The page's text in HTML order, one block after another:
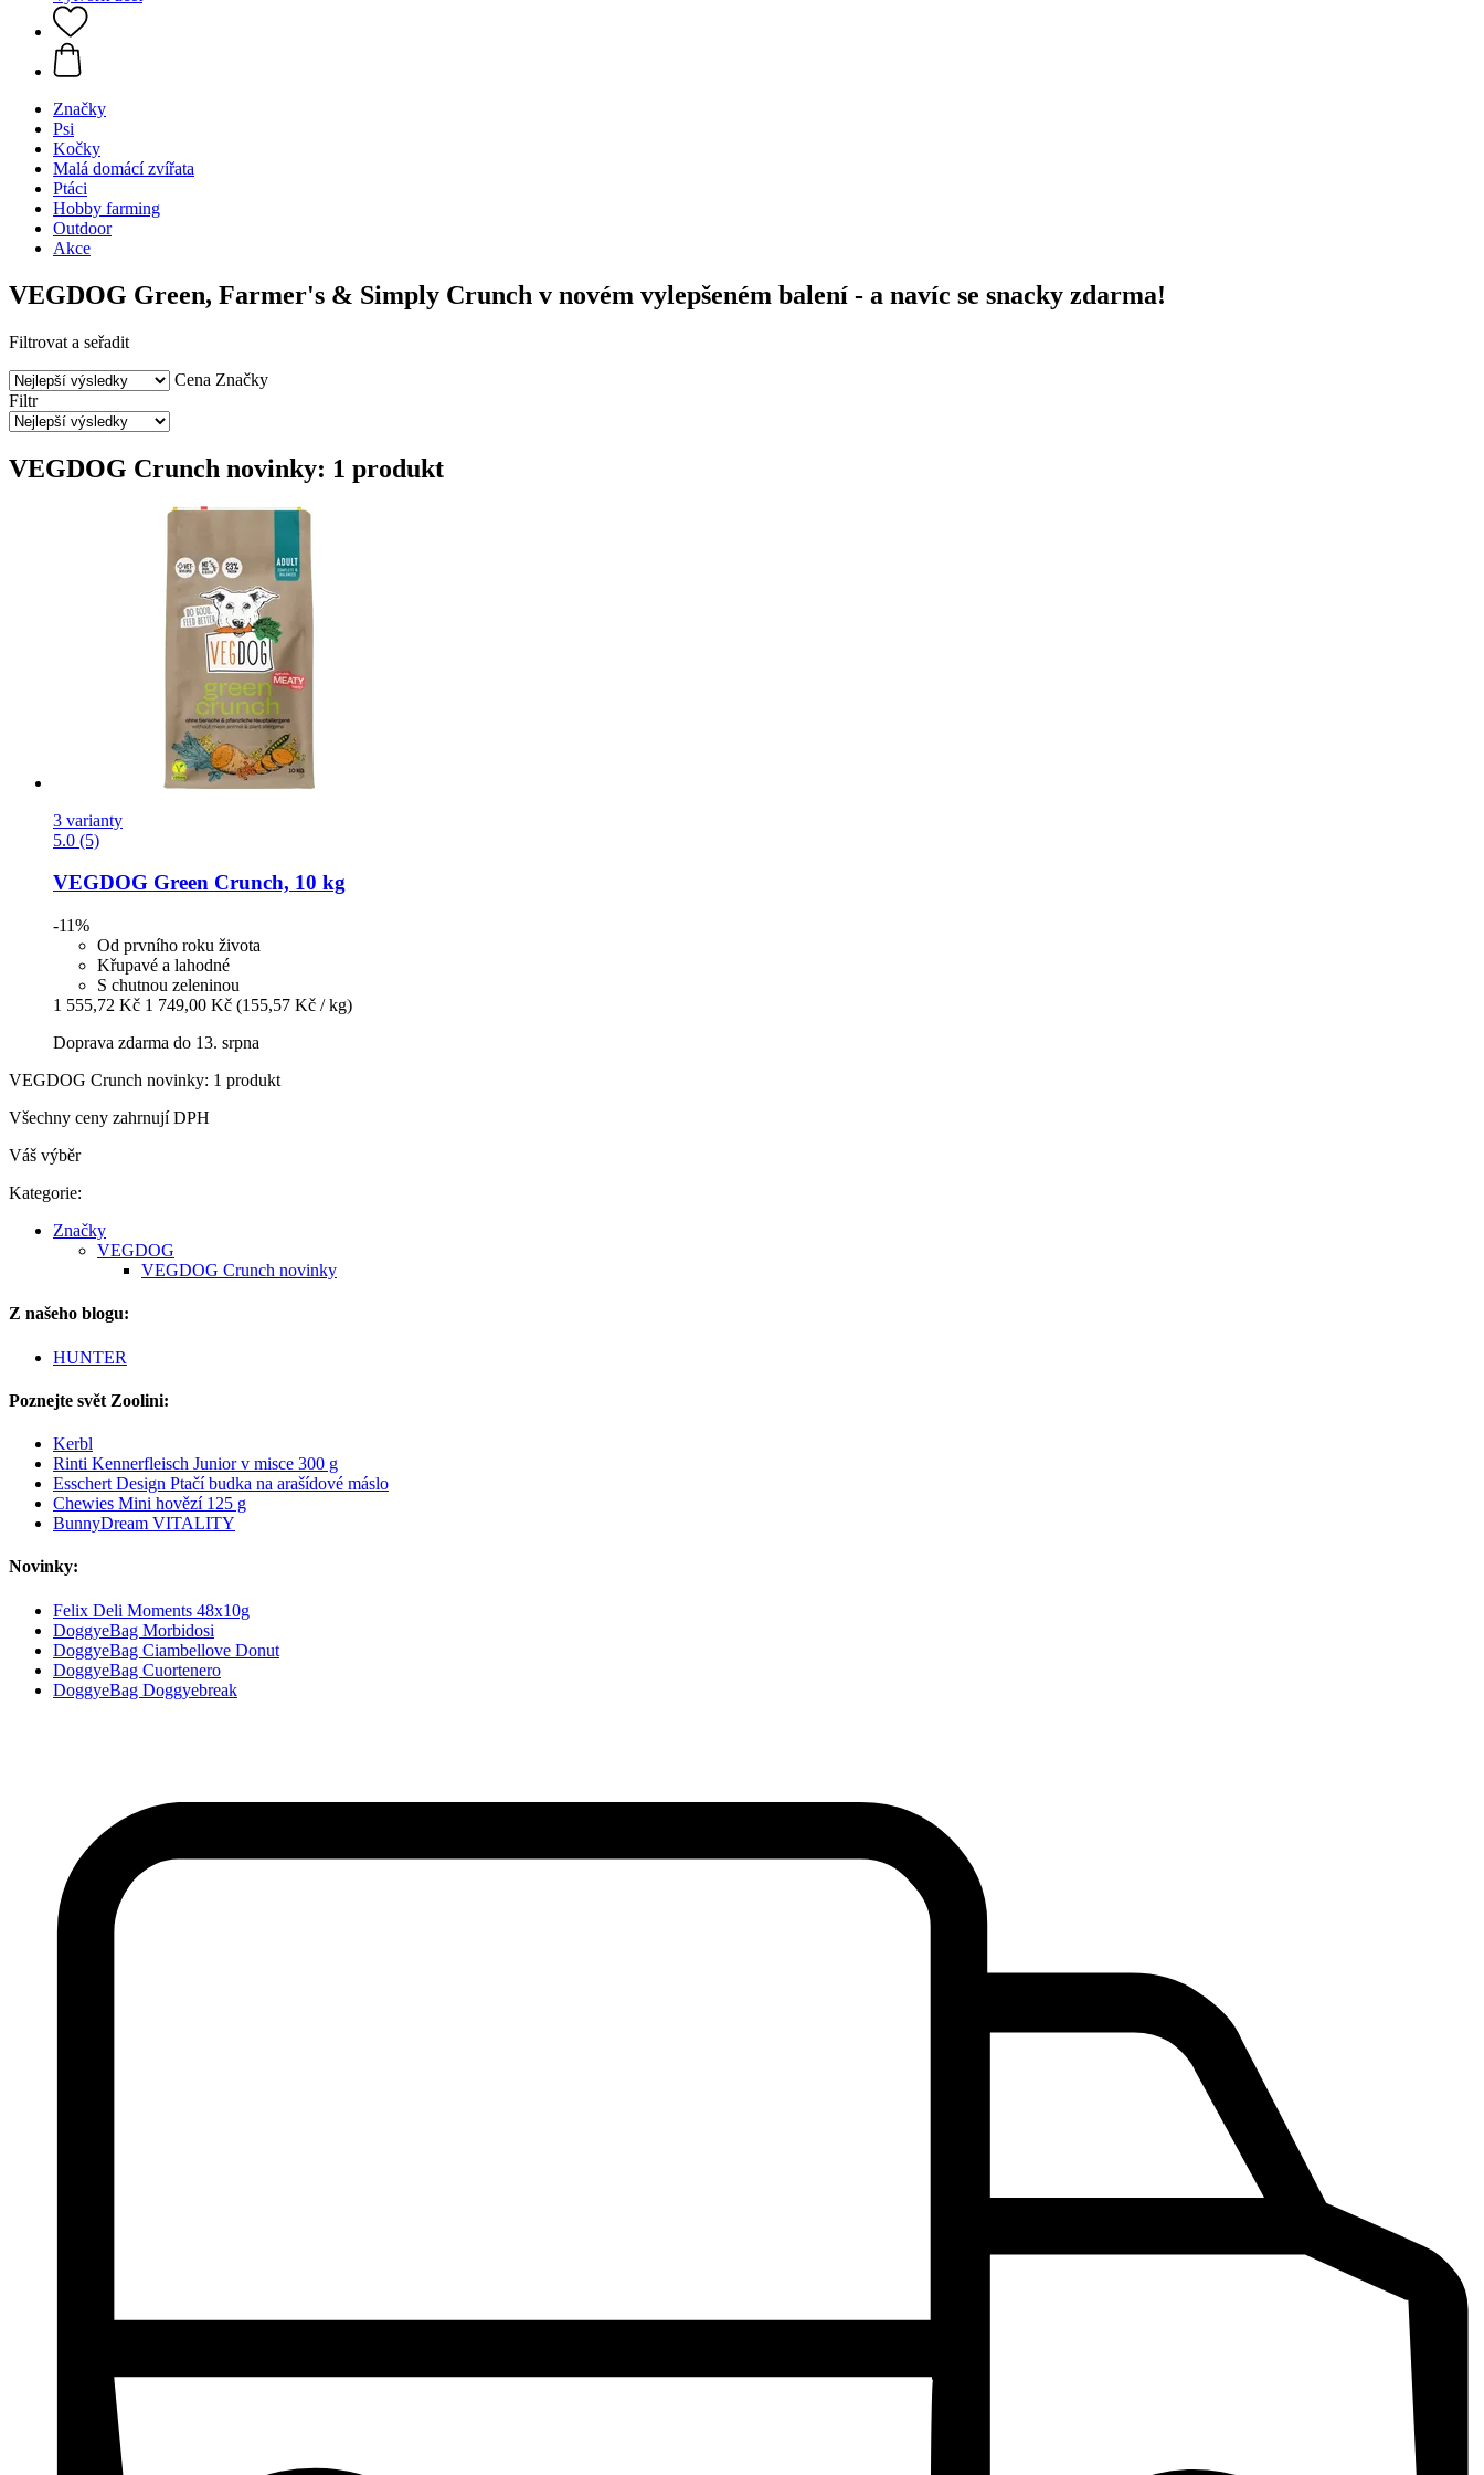
Značky
Psi
Kočky
Malá domácí zvířata
Ptáci
Hobby farming
Outdoor
Akce
VEGDOG Green, Farmer's & Simply Crunch v novém vylepšeném balení - a navíc se snacky zdarma!
Filtrovat a seřadit
Cena Značky
Filtr
VEGDOG Crunch novinky: 1 produkt
3 varianty
5.0 (5)
VEGDOG Green Crunch, 10 kg
-11%
Od prvního roku života
Křupavé a lahodné
S chutnou zeleninou
1 555,72 Kč 1 749,00 Kč (155,57 Kč / kg)
Doprava zdarma do 13. srpna
VEGDOG Crunch novinky: 1 produkt
Všechny ceny zahrnují DPH
Váš výběr
Kategorie:
Značky
VEGDOG
VEGDOG Crunch novinky
Z našeho blogu:
HUNTER
Poznejte svět Zoolini:
Kerbl
Rinti Kennerfleisch Junior v misce 300 g
Esschert Design Ptačí budka na arašídové máslo
Chewies Mini hovězí 125 g
BunnyDream VITALITY
Novinky:
Felix Deli Moments 48x10g
DoggyeBag Morbidosi
DoggyeBag Ciambellove Donut
DoggyeBag Cuortenero
DoggyeBag Doggyebreak